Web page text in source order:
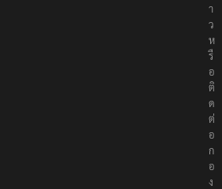
ข่
า
ว
ห
รื
อ
ติ
ด
ต่
อ
ก
อ